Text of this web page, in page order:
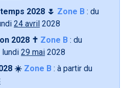
2028 🌷 Zone B : du
24 avril 2028
2028 ✝️ Zone B : du
lundi 29 mai 2028
☀️ Zone B : à partir du